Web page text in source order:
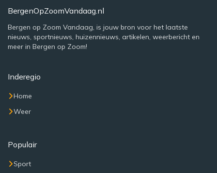
BergenOpZoomVandaag.nl
Bergen op Zoom Vandaag, is jouw bron voor het laatste
nieuws, sportnieuws, huizennieuws, artikelen, weerbericht en
meer in Bergen op Zoom!
Inderegio
Home
Weer
Populair
Sport